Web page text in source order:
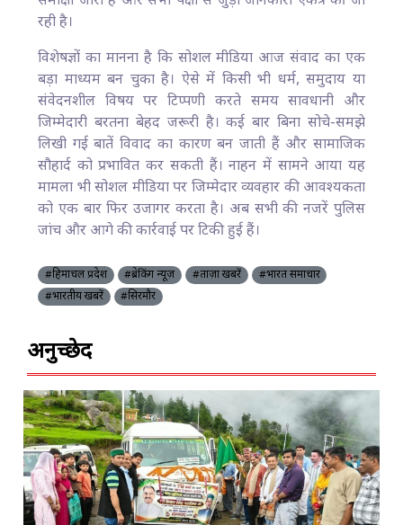
रही है।
विशेषज्ञों का मानना है कि सोशल मीडिया आज संवाद का एक
बड़ा माध्यम बन चुका है। ऐसे में किसी भी धर्म, समुदाय या
संवेदनशील विषय पर टिप्पणी करते समय सावधानी और
जिम्मेदारी बरतना बेहद जरूरी है। कई बार बिना सोचे-समझे
लिखी गई बातें विवाद का कारण बन जाती हैं और सामाजिक
सौहार्द को प्रभावित कर सकती हैं। नाहन में सामने आया यह
मामला भी सोशल मीडिया पर जिम्मेदार व्यवहार की आवश्यकता
को एक बार फिर उजागर करता है। अब सभी की नजरें पुलिस
जांच और आगे की कार्रवाई पर टिकी हुई हैं।
#हिमाचल प्रदेश #ब्रेकिंग न्यूज़ #ताज़ा खबरें
#भारत समाचार
#भारतीय खबरें
#सिरमौर
अनुच्छेद